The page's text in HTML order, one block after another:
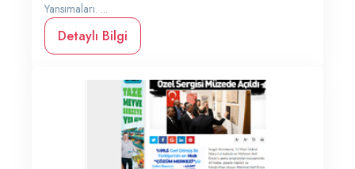
Yansımaları. ...
Detaylı Bilgi